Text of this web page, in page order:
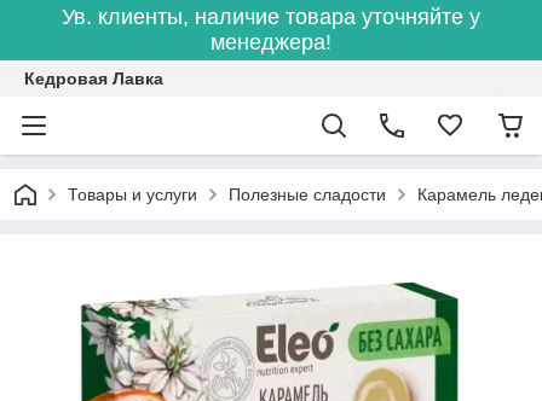
Ув. клиенты, наличие товара уточняйте у
менеджера!
Кедровая Лавка
Товары и услуги Полезные сладости Карамель